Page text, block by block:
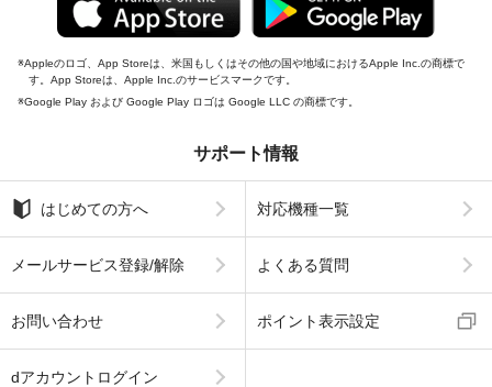
Appleのロゴ、App Storeは、米国もしくはその他の国や地域におけるApple Inc.の商標で
す。App Storeは、Apple Inc.のサービスマークです。
Google Play および Google Play ロゴは Google LLC の商標です。
サポート情報
はじめての方へ 対応機種一覧
メールサービス登録/解除 よくある質問
お問い合わせ ポイント表示設定
dアカウントログイン